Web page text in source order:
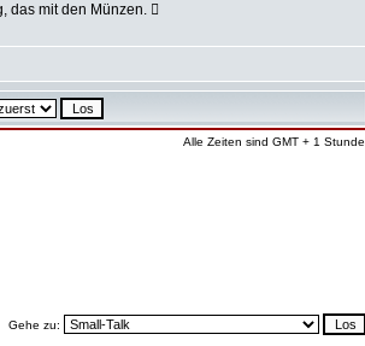
das mit den Münzen. 
Alle Zeiten sind GMT + 1 Stunde
Gehe zu: